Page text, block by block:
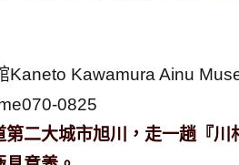
館Kaneto Kawamura Ainu
0825
二大城市旭川，走一趟『